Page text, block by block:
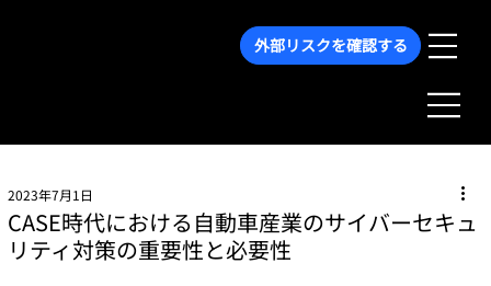
外部リスクを確認する
CASE時代における自動車産業のサイバーセキュ
リティ対策の重要性と必要性
2023年7月1日